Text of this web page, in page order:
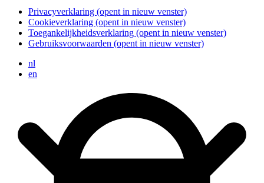
Privacyverklaring (opent in nieuw venster)
Cookieverklaring (opent in nieuw venster)
Toegankelijkheidsverklaring (opent in nieuw venster)
Gebruiksvoorwaarden (opent in nieuw venster)
nl
en